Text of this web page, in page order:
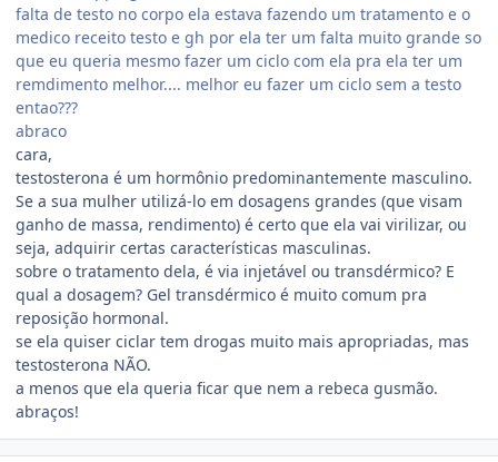
falta de testo no corpo ela estava fazendo um tratamento e o
medico receito testo e gh por ela ter um falta muito grande so
que eu queria mesmo fazer um ciclo com ela pra ela ter um
remdimento melhor.... melhor eu fazer um ciclo sem a testo
entao???
abraco
cara,
testosterona é um hormônio predominantemente masculino.
Se a sua mulher utilizá-lo em dosagens grandes (que visam
ganho de massa, rendimento) é certo que ela vai virilizar, ou
seja, adquirir certas características masculinas.
sobre o tratamento dela, é via injetável ou transdérmico? E
qual a dosagem? Gel transdérmico é muito comum pra
reposição hormonal.
se ela quiser ciclar tem drogas muito mais apropriadas, mas
testosterona NÃO.
a menos que ela queria ficar que nem a rebeca gusmão.
abraços!